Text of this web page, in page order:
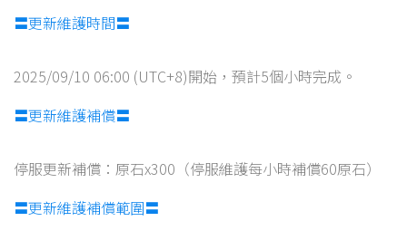
〓更新維護時間〓
2025/09/10 06:00 (UTC+8)開始，預計5個小時完成。
〓更新維護補償〓
停服更新補償：原石x300（停服維護每小時補償60原石）
〓更新維護補償範圍〓